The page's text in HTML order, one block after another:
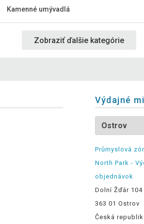
Kamenné umývadlá
Zobraziť ďalšie kategórie
Výdajné
Průmyslová
North Park -
objednávok
Dolní Žďár 104
363 01 Ostrov
Česká